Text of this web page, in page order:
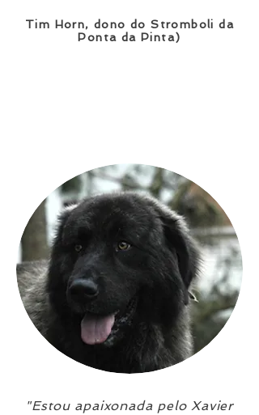
Tim Horn, dono do Stromboli d a
Ponta da Pinta)
"Estou apaixonada pelo Xavier